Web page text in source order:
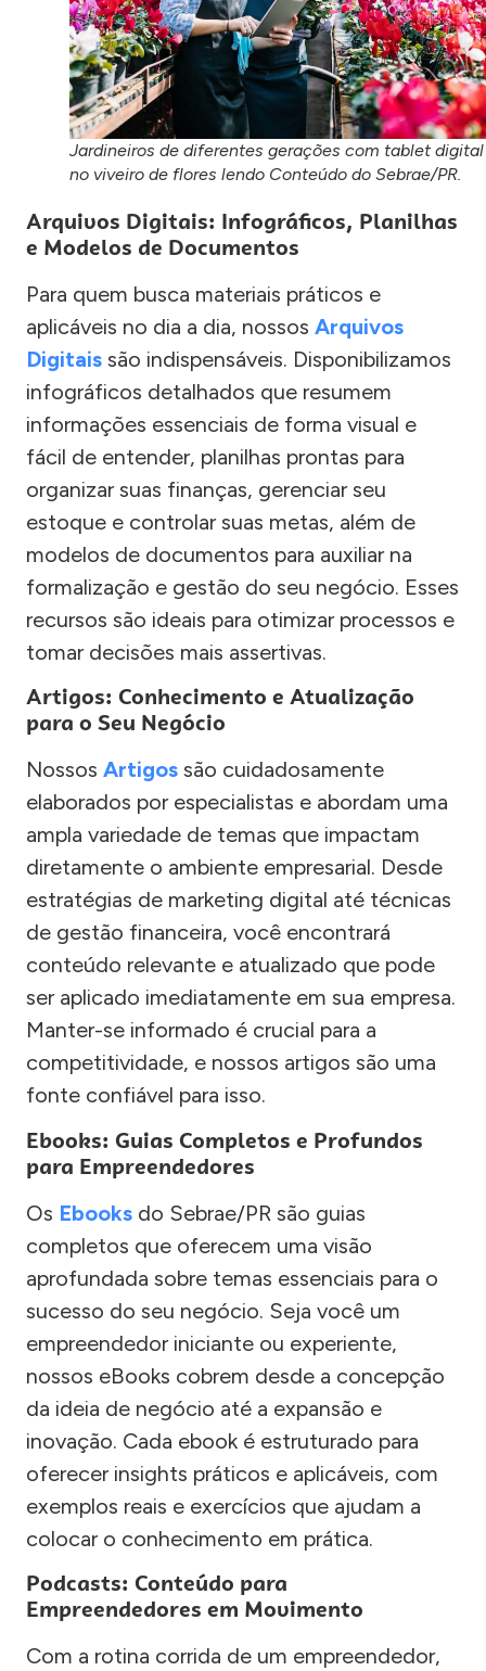
Jardineiros de diferentes gerações com tablet digital
no viveiro de flores lendo Conteúdo do Sebrae/PR.
Arquivos Digitais: Infográficos, Planilhas
e Modelos de Documentos
Para quem busca materiais práticos e
aplicáveis no dia a dia, nossos Arquivos
Digitais são indispensáveis. Disponibilizamos
infográficos detalhados que resumem
informações essenciais de forma visual e
fácil de entender, planilhas prontas para
organizar suas finanças, gerenciar seu
estoque e controlar suas metas, além de
modelos de documentos para auxiliar na
formalização e gestão do seu negócio. Esses
recursos são ideais para otimizar processos e
tomar decisões mais assertivas.
Artigos: Conhecimento e Atualização
para o Seu Negócio
Nossos Artigos são cuidadosamente
elaborados por especialistas e abordam uma
ampla variedade de temas que impactam
diretamente o ambiente empresarial. Desde
estratégias de marketing digital até técnicas
de gestão financeira, você encontrará
conteúdo relevante e atualizado que pode
ser aplicado imediatamente em sua empresa.
Manter-se informado é crucial para a
competitividade, e nossos artigos são uma
fonte confiável para isso.
Ebooks: Guias Completos e Profundos
para Empreendedores
Os Ebooks do Sebrae/PR são guias
completos que oferecem uma visão
aprofundada sobre temas essenciais para o
sucesso do seu negócio. Seja você um
empreendedor iniciante ou experiente,
nossos eBooks cobrem desde a concepção
da ideia de negócio até a expansão e
inovação. Cada ebook é estruturado para
oferecer insights práticos e aplicáveis, com
exemplos reais e exercícios que ajudam a
colocar o conhecimento em prática.
Podcasts: Conteúdo para
Empreendedores em Movimento
Com a rotina corrida de um empreendedor,